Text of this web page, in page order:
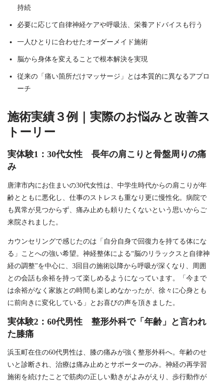
持続
必要に応じて自律神経ケアや呼吸法、栄養アドバイスも行う
一人ひとりに合わせたオーダーメイド施術
脳から身体を変えることで根本解決を実現
従来の「痛い箇所だけマッサージ」とは本質的に異なるアプロ
ーチ
施術実績３例｜実際のお悩みと改善ス
トーリー
実体験1：30代女性 長年の肩こりと骨盤周りの痛
み
唐津市内にお住まいの30代女性は、中学生時代からの肩こりが年
齢とともに悪化し、仕事のストレスも重なり更に慢性化。病院で
も異常が見つからず、痛み止めも頼りたくないという思いからご
来院されました。
カウンセリングで感じたのは「自分自身で回復力を持てる体にな
る」ことへの強い希望。神経整体による“脳のリラックスと自律神
経の調整”を中心に、3回目の施術以降から呼吸が深くなり、周囲
との会話も余裕を持って楽しめるようになっています。「今まで
は余裕がなく家族との時間も楽しめなかったが、徐々に心身とも
に前向きに変化している」とお喜びの声を頂きました。
実体験2：60代男性 整形外科で「年齢」と言われ
た膝痛
浜玉町在住の60代男性は、膝の痛みが強く整形外科へ。年齢のせ
いと診断され、治療は痛み止めとサポーターのみ。神経の再学習
施術を続けたことで筋肉の正しい動きがよみがえり、歩行動作が